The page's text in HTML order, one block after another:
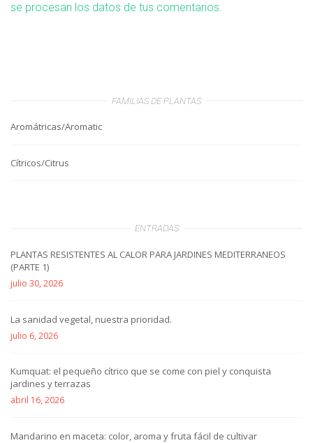
se procesan los datos de tus comentarios.
FAMILIAS DE PLANTAS
Aromátricas/Aromatic
Cítricos/Citrus
ENTRADAS
PLANTAS RESISTENTES AL CALOR PARA JARDINES MEDITERRANEOS
(PARTE 1)
julio 30, 2026
La sanidad vegetal, nuestra prioridad.
julio 6, 2026
Kumquat: el pequeño cítrico que se come con piel y conquista
jardines y terrazas
abril 16, 2026
Mandarino en maceta: color, aroma y fruta fácil de cultivar